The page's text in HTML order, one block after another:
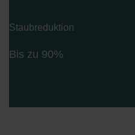
Staubreduktion
Bis zu 90%